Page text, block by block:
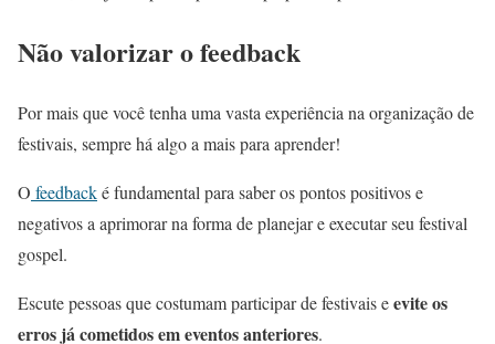
Não valorizar o feedback
Por mais que você tenha uma vasta experiência na organização de
festivais, sempre há algo a mais para aprender!
O feedbacké fundamental para saber os pontos positivos e
negativos a aprimorar na forma de planejar e executar seu festival
gospel.
Escute pessoas que costumam participar de festivais eevite os
erros já cometidos em eventos anteriores.